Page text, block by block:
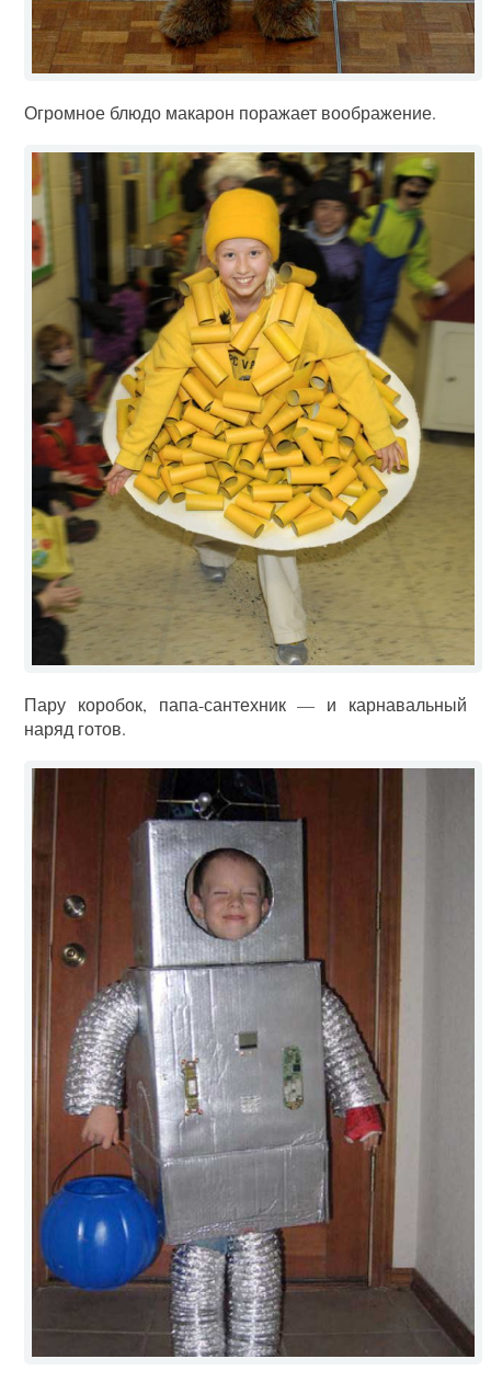
Огромное блюдо макарон поражает воображение.
Пару коробок, папа-сантехник — и карнавальный
наряд готов.